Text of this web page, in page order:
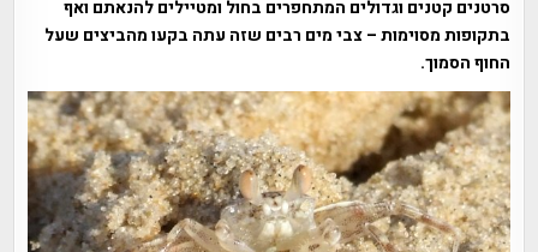
סרטנים קטנים וגדולים המתחפרים בחול ומטיילים להנאתם ואף
בתקופות מסוימות – צבי מים רבים שזה עתה בקעו מהביצים שעל
החוף הסמוך.